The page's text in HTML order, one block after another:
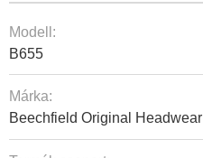
Modell:
B655
Márka:
Beechfield Original Headwear